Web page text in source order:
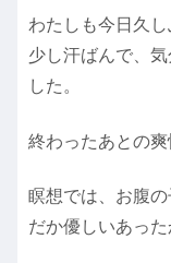
わたしも今日久し
少し汗ばんで、
した。
終わったあとの
瞑想では、お腹
だか優しいあっ